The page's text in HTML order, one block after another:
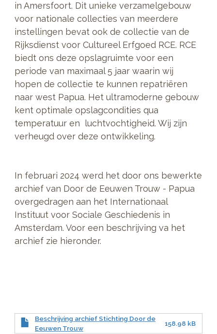
in Amersfoort. Dit unieke verzamelgebouw
voor nationale collecties van meerdere
instellingen bevat ook de collectie van de
Rijksdienst voor Cultureel Erfgoed RCE. RCE
biedt ons deze opslagruimte voor een
periode van maximaal 5 jaar waarin wij
hopen de collectie te kunnen repatriëren
naar west Papua. Het ultramoderne gebouw
kent optimale opslagcondities qua
temperatuur en luchtvochtigheid. Wij zijn
verheugd over deze ontwikkeling.
In februari 2024 werd het door ons bewerkte
archief van Door de Eeuwen Trouw - Papua
overgedragen aan het Internationaal
Instituut voor Sociale Geschiedenis in
Amsterdam. Voor een beschrijving va het
archief zie hieronder.
Beschrijving archief Stichting Door de
Eeuwen Trouw
158.98 kB